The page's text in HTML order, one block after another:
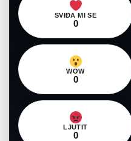
SVIĐA MI SE
0
WOW
0
LJUTIT
0